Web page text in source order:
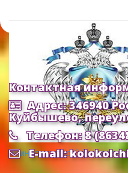
Министерство
Контактная
Адрес: 346940
Куйбышево,
Телефон: 8
E-mail: